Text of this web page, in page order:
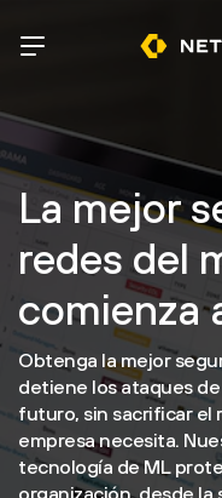
La mejor
redes del
comienza
Obtenga la mejor
detiene los ataques
futuro, sin sacrificar el
empresa necesita.
tecnología de ML
organización, desde la